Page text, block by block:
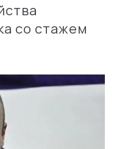
со стажем